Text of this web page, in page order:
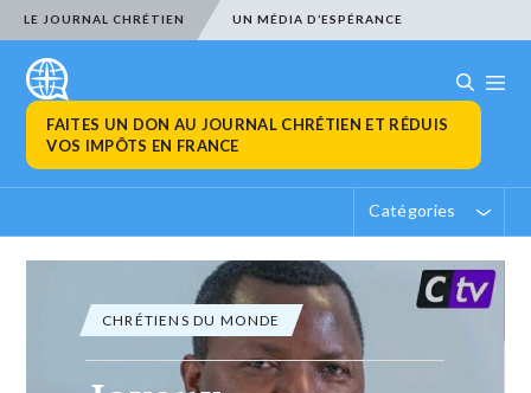
LE JOURNAL CHRÉTIEN UN MÉDIA D’ESPÉRANCE
FAITES UN DON AU JOURNAL CHRÉTIEN ET RÉDUIS
VOS IMPÔTS EN FRANCE
Catégories
ACTUALITÉ CHRÉTIENNE